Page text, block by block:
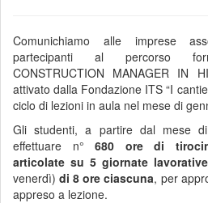
Comunichiamo alle imprese
partecipanti al percorso
CONSTRUCTION MANAGER IN
attivato dalla Fondazione ITS “I
ciclo di lezioni in aula nel mese di
Gli studenti, a partire dal mese
effettuare n°680 ore di
articolate su 5 giornate
venerdì) di 8 ore ciascuna, per
appreso a lezione.